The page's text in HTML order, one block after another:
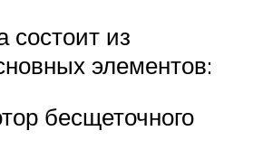
состоит из
элементов:
бесщеточного